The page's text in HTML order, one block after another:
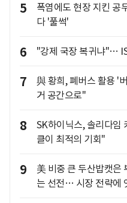
5
폭염에도 현장 지킨 공
다 '풀썩'
6 "강제 국장 복귀냐"…
7
與 황희, 폐버스 활용 '
거 공간으로"
8
SK하이닉스, 솔리다임
클이 최적의 기회"
9
美 비중 큰 두산밥캣은
는 선전… 시장 전략에